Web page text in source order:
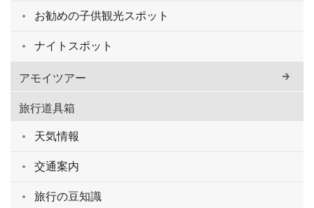
お勧めの子供観光スポット
ナイトスポット
アモイツアー
旅行道具箱
天気情報
交通案内
旅行の豆知識